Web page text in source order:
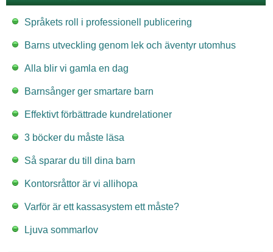
Språkets roll i professionell publicering
Barns utveckling genom lek och äventyr utomhus
Alla blir vi gamla en dag
Barnsånger ger smartare barn
Effektivt förbättrade kundrelationer
3 böcker du måste läsa
Så sparar du till dina barn
Kontorsråttor är vi allihopa
Varför är ett kassasystem ett måste?
Ljuva sommarlov